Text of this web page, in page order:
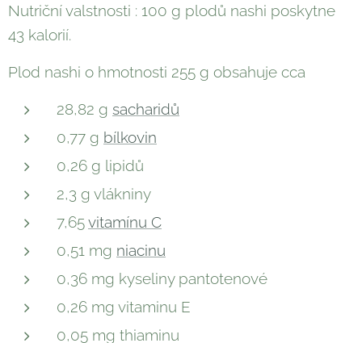
Nutriční valstnosti : 100 g plodů nashi poskytne
43 kalorií.
Plod nashi o hmotnosti 255 g obsahuje cca
28,82 g sacharidů
0,77 g bílkovin
0,26 g lipidů
2,3 g vlákniny
7,65vitamínu C
0,51 mg niacinu
0,36 mg kyseliny pantotenové
0,26 mg vitaminu E
0,05 mg thiaminu